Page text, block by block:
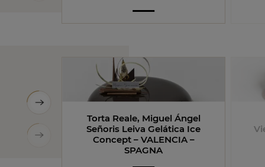
Torta Reale, Miguel Ángel
Señoris Leiva Gelática Ice
Concept – VALENCIA –
SPAGNA